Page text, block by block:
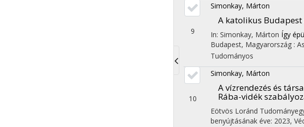
Toggle
navigation
9
Simonkay, Márton
A katolikus
In: Simonkay, Márton Így
Budapest, Magyarország :
Tudományos
10
Simonkay, Márton
A vízrendezés és
Rába-vidék
Eötvös Loránd
benyújtásának éve: 2023,